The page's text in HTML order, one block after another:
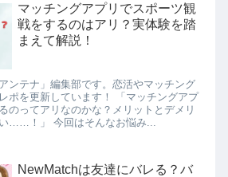
マッチングアプリでスポーツ観
戦をするのはアリ？実体験を踏
まえて解説！
ンテナ」編集部です。恋活やマッチング
ポを更新しています！ 「マッチングアプ
のってアリなのかな？メリットとデメリ
……！」 今回はそんなお悩み...
NewMatchは友達にバレる？バ